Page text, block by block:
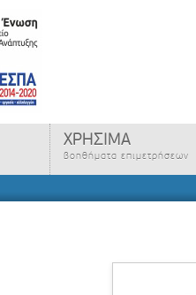
ΧΡΗΣΙΜΑ
βοηθήματα επιμετρήσεων